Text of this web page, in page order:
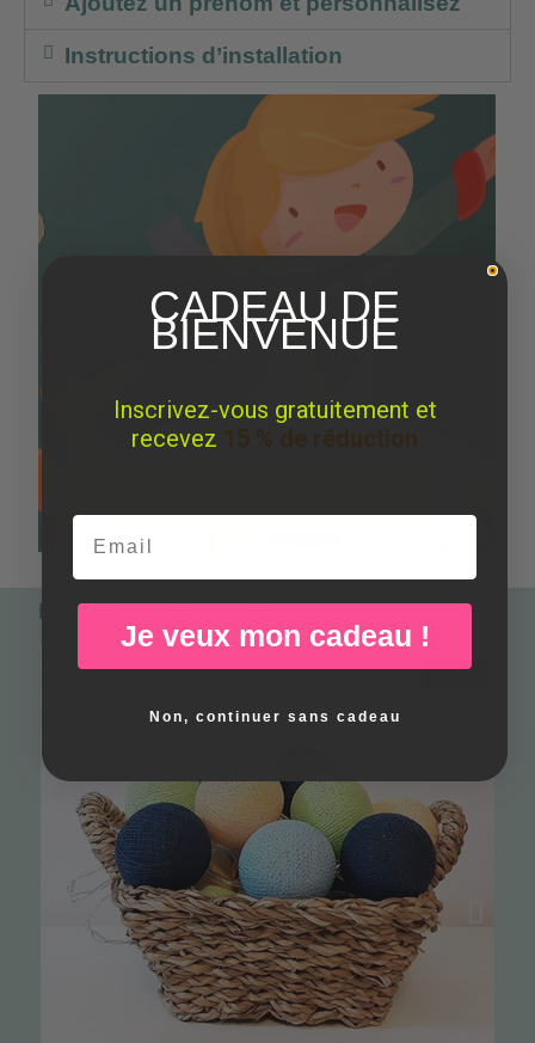
Instructions d’installation
Parfait pour le match
-15%
CADEAU DE
BIENVENUE
Inscrivez-vous gratuitement et
recevez
Email
Je veux mon cadeau !
Non, continuer sans cadeau